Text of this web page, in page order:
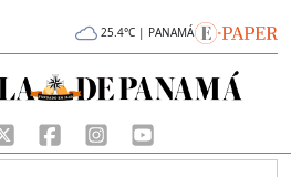
25.4°C | PANAMÁ